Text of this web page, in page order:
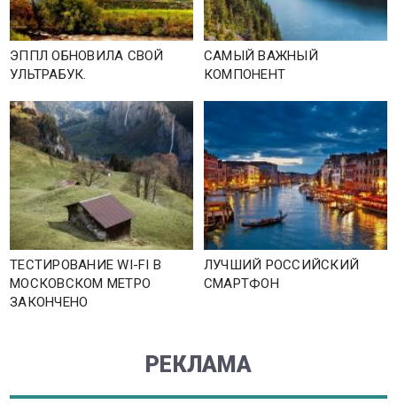
ЭППЛ ОБНОВИЛА СВОЙ
УЛЬТРАБУК.
САМЫЙ ВАЖНЫЙ
КОМПОНЕНТ
ТЕСТИРОВАНИЕ WI-FI В
МОСКОВСКОМ МЕТРО
ЗАКОНЧЕНО
ЛУЧШИЙ РОССИЙСКИЙ
СМАРТФОН
РЕКЛАМА